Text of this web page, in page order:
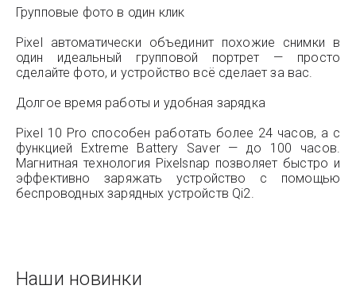
Групповые фото в один клик
Pixel автоматически объединит похожие снимки в
один идеальный групповой портрет — просто
сделайте фото, и устройство всё сделает за вас.
Долгое время работы и удобная зарядка
Pixel 10 Pro способен работать более 24 часов, а с
функцией Extreme Battery Saver — до 100 часов.
Магнитная технология Pixelsnap позволяет быстро и
эффективно заряжать устройство с помощью
беспроводных зарядных устройств Qi2.
Наши новинки